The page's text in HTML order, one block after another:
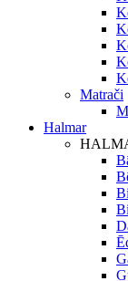
Matrači
Halmar